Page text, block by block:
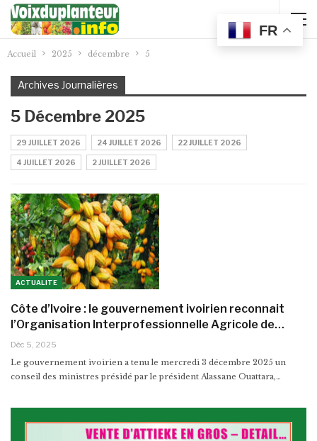
Accueil 2025 décembre 5
Archives Journalières
5 Décembre 2025
29 JUILLET 2026 24 JUILLET 2026 22 JUILLET 2026
4 JUILLET 2026 2 JUILLET 2026
ACTUALITE
Côte d’Ivoire : le gouvernement ivoirien reconnait
l’Organisation Interprofessionnelle Agricole de…
Déc 5, 2025
Le gouvernement ivoirien a tenu le mercredi 3 décembre 2025 un
conseil des ministres présidé par le président Alassane Ouattara,…
FR